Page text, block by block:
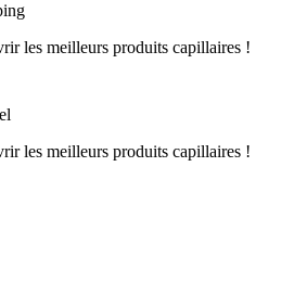
les meilleurs produits capillaires !
les meilleurs produits capillaires !